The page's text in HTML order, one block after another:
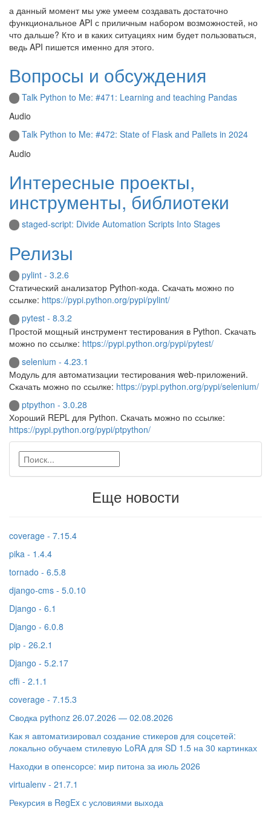
а данный момент мы уже умеем создавать достаточно
функциональное API с приличным набором возможностей, но
что дальше? Кто и в каких ситуациях ним будет пользоваться,
ведь API пишется именно для этого.
Вопросы и обсуждения
Talk Python to Me: #471: Learning and teaching Pandas
Audio
Talk Python to Me: #472: State of Flask and Pallets in 2024
Audio
Интересные проекты,
инструменты, библиотеки
staged-script: Divide Automation Scripts Into Stages
Релизы
pylint - 3.2.6
Статический анализатор Python-кода. Скачать можно по
ссылке: https://pypi.python.org/pypi/pylint/
pytest - 8.3.2
Простой мощный инструмент тестирования в Python. Скачать
можно по ссылке: https://pypi.python.org/pypi/pytest/
selenium - 4.23.1
Модуль для автоматизации тестирования web-приложений.
Скачать можно по ссылке: https://pypi.python.org/pypi/selenium/
ptpython - 3.0.28
Хороший REPL для Python. Скачать можно по ссылке:
https://pypi.python.org/pypi/ptpython/
Еще новости
coverage - 7.15.4
pika - 1.4.4
tornado - 6.5.8
django-cms - 5.0.10
Django - 6.1
Django - 6.0.8
pip - 26.2.1
Django - 5.2.17
cffi - 2.1.1
coverage - 7.15.3
Сводка pythonz 26.07.2026 — 02.08.2026
Как я автоматизировал создание стикеров для соцсетей:
локально обучаем стилевую LoRA для SD 1.5 на 30 картинках
Находки в опенсорсе: мир питона за июль 2026
virtualenv - 21.7.1
Рекурсия в RegEx с условиями выхода